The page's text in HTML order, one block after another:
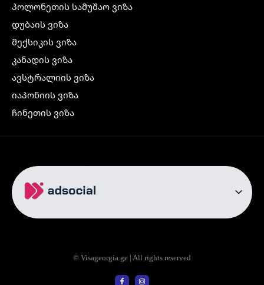
პოლონეთის სამუშაო ვიზა
დუბაის ვიზა
მექსიკის ვიზა
კანადის ვიზა
ავსტრალიის ვიზა
იაპონიის ვიზა
ჩინეთის ვიზა
ჩრდილოეთ ირლანდიის ვიზა
რუსეთის ვიზა
ავიაბილეთები
თბილისი ბაქო
© Visageorgia.ge | All rights reserved